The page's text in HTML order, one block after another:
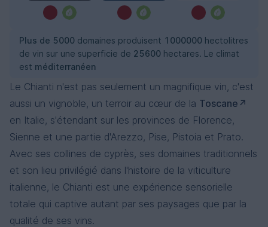
Plus de 5000 domaines produisent 1000000 hectolitres
de vin sur une superficie de 25600 hectares. Le climat
est méditerranéen
Le Chianti n'est pas seulement un magnifique vin, c'est
aussi un vignoble, un terroir au cœur de la Toscane
en Italie, s'étendant sur les provinces de Florence,
Sienne et une partie d'Arezzo, Pise, Pistoia et Prato.
Avec ses collines de cyprès, ses domaines traditionnels
et son lieu privilégié dans l'histoire de la viticulture
italienne, le Chianti est une expérience sensorielle
totale qui captive autant par ses paysages que par la
qualité de ses vins.